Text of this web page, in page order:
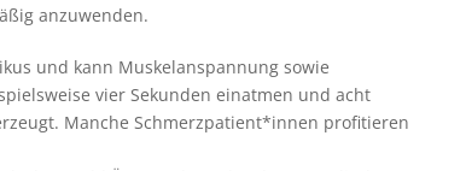
anzuwenden.
und kann Muskelanspannung sowie
vier Sekunden einatmen und acht
Manche Schmerzpatient*innen profitieren